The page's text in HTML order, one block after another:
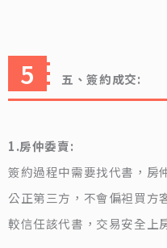
五、簽約成交:
1.房仲委賣:
簽約過程中需要找代書，房
公正第三方，不會偏袒買方
較信任該代書，交易安全上